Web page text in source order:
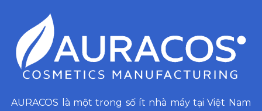
dụng. Hãy liên hệ ngay
congtymypham.com để
được tư vấn rõ hơn về dịch
vụ.
AURACOS là một trong số ít nhà máy tại Việt Nam